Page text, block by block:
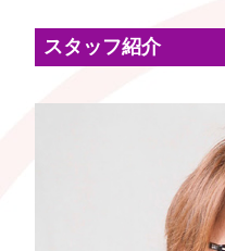
スタッフ紹介